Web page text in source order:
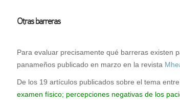
Otras barreras
Para evaluar precisamente qué barreras existen
panameños publicado en marzo en la revista
De los 19 artículos publicados sobre el tema
examen físico; percepciones negativas de los